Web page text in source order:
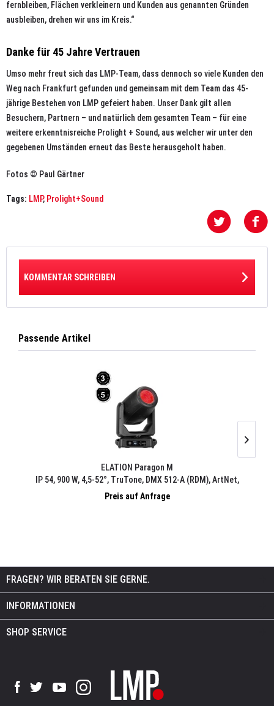
fernbleiben, Flächen verkleinern und Kunden aus genannten Gründen
ausbleiben, drehen wir uns im Kreis.“
Danke für 45 Jahre Vertrauen
Umso mehr freut sich das LMP-Team, dass dennoch so viele Kunden den
Weg nach Frankfurt gefunden und gemeinsam mit dem Team das 45-
jährige Bestehen von LMP gefeiert haben. Unser Dank gilt allen
Besuchern, Partnern – und natürlich dem gesamten Team – für eine
weitere erkenntnisreiche Prolight + Sound, aus welcher wir unter den
gegebenen Umständen erneut das Beste herausgeholt haben.
Fotos © Paul Gärtner
Tags: LMP, Prolight+Sound
KOMMENTAR SCHREIBEN
Passende Artikel
ELATION Paragon M
IP 54, 900 W, 4,5-52°, TruTone, DMX 512-A (RDM), ArtNet,
sACN, FIL Case-Einsatz, Wechseloptik
Preis auf Anfrage
FRAGEN? WIR BERATEN SIE GERNE.
INFORMATIONEN
SHOP SERVICE